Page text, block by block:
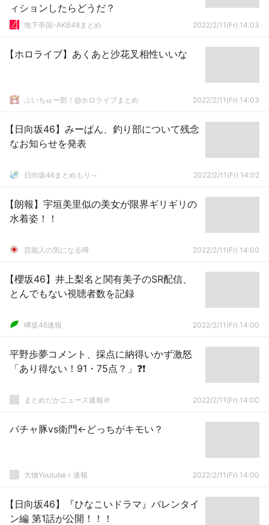
ィションしたらどうだ？
地下帝国-AKB48まとめ 2022/2/11(Fr) 14:03
【ホロライブ】あくあと沙花叉相性いいな
ぶいちゅー部！@ホロライブまとめ 2022/2/11(Fr) 14:03
【日向坂46】みーぱん、釣り部について残念
なお知らせを発表
日向坂46まとめもり～ 2022/2/11(Fr) 14:02
【朗報】宇垣美里似の美女が限界ギリギリの
水着姿！！
芸能人の気になる噂 2022/2/11(Fr) 14:00
【櫻坂46】井上梨名と関有美子のSR配信、
とんでもない視聴者数を記録
欅坂46速報 2022/2/11(Fr) 14:00
平野歩夢コメント、採点に納得いかず激怒
「あり得ない！91・75点？」❓❗
まとめだかニュース速報＠ 2022/2/11(Fr) 14:00
バチャ豚vs衛門←どっちがキモい？
大物Youtubeｒ速報 2022/2/11(Fr) 14:00
【日向坂46】『ひなこいドラマ』バレンタイ
ン編 第1話が公開！！！